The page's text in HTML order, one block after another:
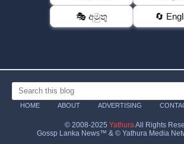
🎭 අමුතු 🔄
HOME ABOUT ADVERTISING
© 2008-2025 Yathura All Rights
Gossp Lanka News™ & © Yathura Media